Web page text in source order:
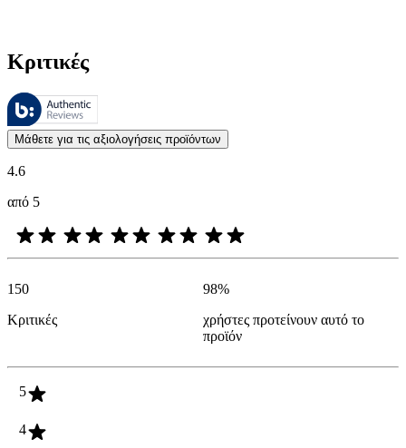
Κριτικές
Αυτές οι κριτικές υποβάλλονται σε διαχείριση από το
Οι απόψεις των πελατών με τη μορφή αξιολογήσεων προϊόντων και
Μάθετε για τις αξιολογήσεις προϊόντων
4.6
από 5
150
Κριτικές
98%
χρήστες προτείνουν αυτό το
προϊόν
5
4